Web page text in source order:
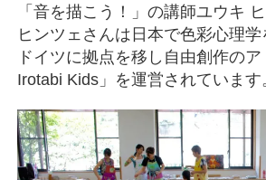
「音を描こう！」の講師ユウキ
ヒンツェさんは日本で色彩心理
ドイツに拠点を移し自由創作の
Irotabi Kids」を運営されています